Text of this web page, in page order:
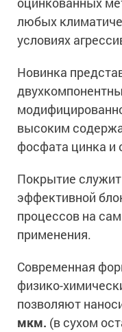
Ингибиторы
Растворители и
Шпатлевки для
Сопутствующие
Сопутствующие
Пищевая
Нефтегазовая
Сопутствующие
Для фасада
Сопутствующие
Экологичные
Для бетонных полов
Для металла
Для фасада
Для интерьеров
Сопутствующие
Антистатические
Для бетона
Сопутствующие
Промышленные
Ремонт
Защита
Промышленные
Промышленные
Промышленные
Сопутствующие
Грунтовки для
Сопутствующие
Молотковые эмали
Антикоррозионная
Толстослойные
Алюминиевые
Сопутствующие
Морозостойкие
Морозостойкие
Морозостойкие
любых
условиях
Новинка
высоким
фосфата цинка и
Покрытие
эффективной
процессов на
применения.
Современная
физико-
позволяют
мкм. (в сухом